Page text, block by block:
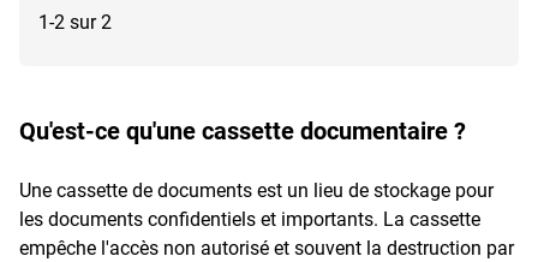
1-2 sur 2
Qu'est-ce qu'une cassette documentaire ?
Une cassette de documents est un lieu de stockage pour
les documents confidentiels et importants. La cassette
empêche l'accès non autorisé et souvent la destruction par